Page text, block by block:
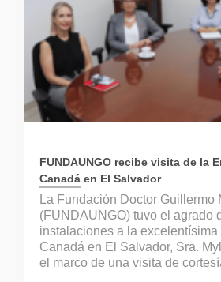
FUNDAUNGO recibe visita de la
Canadá en El Salvador
La Fundación Doctor Guillermo
(FUNDAUNGO) tuvo el agrado
instalaciones a la
Canadá en El Salvador, Sra.
el marco de una visita de